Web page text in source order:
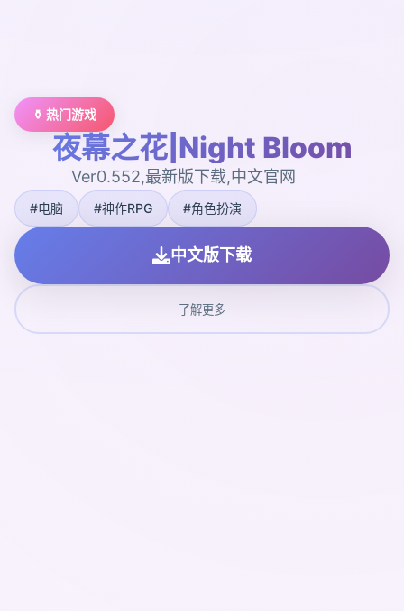
⚱️ 热门游戏
夜幕之花|Night Bloom
Ver0.552,最新版下载,中文官网
#电脑 #神作RPG #角色扮演
中文版下载
了解更多